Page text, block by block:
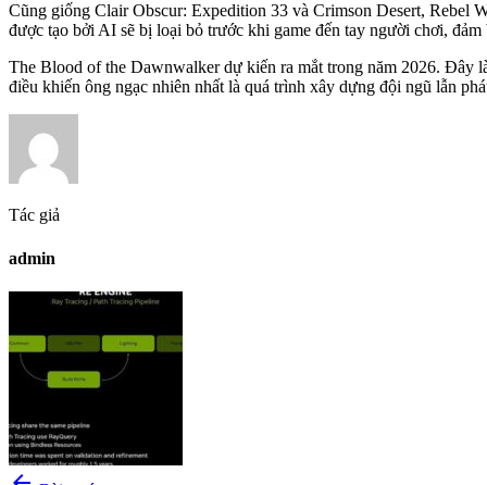
Cũng giống Clair Obscur: Expedition 33 và Crimson Desert, Rebel
được tạo bởi AI sẽ bị loại bỏ trước khi game đến tay người chơi,
The Blood of the Dawnwalker dự kiến ra mắt trong năm 2026. Đây
điều khiến ông ngạc nhiên nhất là quá trình xây dựng đội ngũ lẫn
Tác giả
admin